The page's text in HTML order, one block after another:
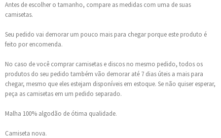
Antes de escolher o tamanho, compare as medidas com uma de suas
camisetas.
Seu pedido vai demorar um pouco mais para chegar porque este produto é
feito por encomenda.
No caso de você comprar camisetas e discos no mesmo pedido, todos os
produtos do seu pedido também vão demorar até 7 dias úteis a mais para
chegar, mesmo que eles estejam disponíveis em estoque. Se não quiser esperar,
peça as camisetas em um pedido separado.
Malha 100% algodão de ótima qualidade.
Camiseta nova.